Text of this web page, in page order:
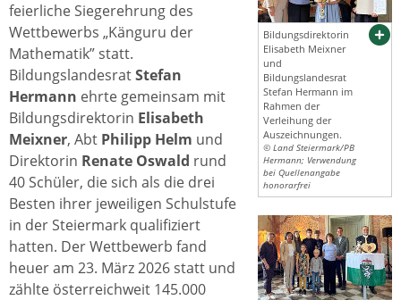
Bildungsdirektorin
Elisabeth Meixner
und
Bildungslandesrat
Stefan Hermann im
Rahmen der
Verleihung der
Auszeichnungen.
© Land Steiermark/PB
Hermann; Verwendung
bei Quellenangabe
honorarfrei
feierliche Siegerehrung des
Wettbewerbs „Känguru der
Mathematik” statt.
BildungslandesratStefan
Hermann ehrte gemeinsam mit
Bildungsdirektorin Elisabeth
Meixner, Abt Philipp Helm und
Direktorin Renate Oswald rund
40 Schüler, die sich als die drei
Besten ihrer jeweiligen Schulstufe
in der Steiermark qualifiziert
hatten. Der Wettbewerb fand
heuer am 23. März 2026 statt und
zählte österreichweit 145.000